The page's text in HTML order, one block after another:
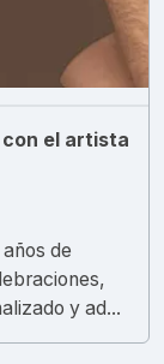
el artista
de
y ad...